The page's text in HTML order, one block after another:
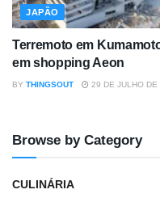
JAPÃO
Terremoto em
em shopping Aeon
BY THINGSOUT 29 DE JULHO DE
Browse by Category
CULINÁRIA